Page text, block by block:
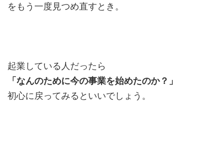
をもう一度見つめ直すとき。
起業している人だったら
「なんのために今の事業を始めたのか？」
初心に戻ってみるといいでしょう。